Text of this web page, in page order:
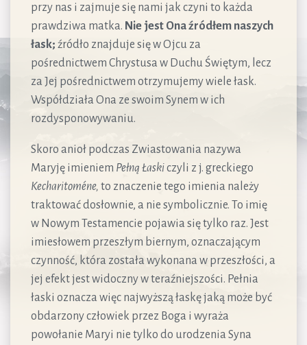
przy nas i zajmuje się nami jak czyni to każda
prawdziwa matka. Nie jest Ona źródłem naszych
łask; źródło znajduje się w Ojcu za
pośrednictwem Chrystusa w Duchu Świętym, lecz
za Jej pośrednictwem otrzymujemy wiele łask.
Współdziała Ona ze swoim Synem w ich
rozdysponowywaniu.
Skoro anioł podczas Zwiastowania nazywa
Maryję imieniem Pełną Łaskiczyli z j. greckiego
Kecharitoméne, to znaczenie tego imienia należy
traktować dosłownie, a nie symbolicznie. To imię
w Nowym Testamencie pojawia się tylko raz. Jest
imiesłowem przeszłym biernym, oznaczającym
czynność, która została wykonana w przeszłości, a
jej efekt jest widoczny w teraźniejszości. Pełnia
łaski oznacza więc najwyższą łaskę jaką może być
obdarzony człowiek przez Boga i wyraża
powołanie Maryi nie tylko do urodzenia Syna